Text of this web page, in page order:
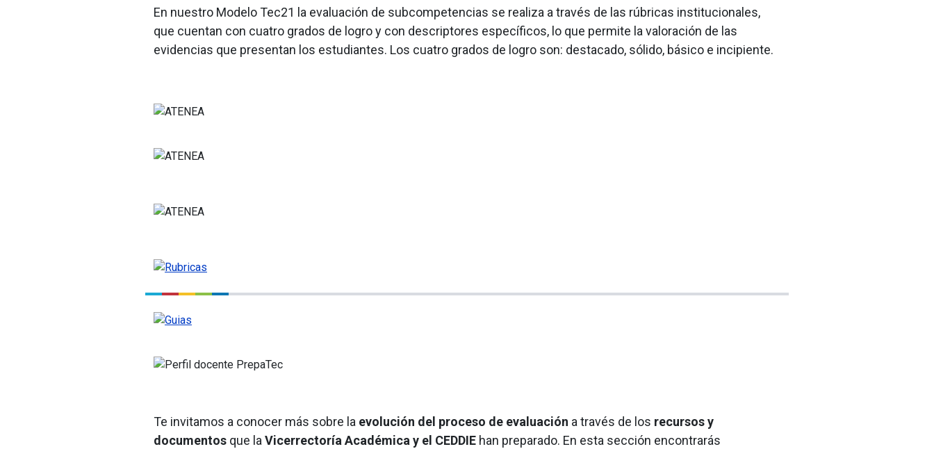
En nuestro Modelo Tec21 la evaluación de subcompetencias se realiza a través de las rúbricas institucionales,
que cuentan con cuatro grados de logro y con descriptores específicos, lo que permite la valoración de las
evidencias que presentan los estudiantes. Los cuatro grados de logro son: destacado, sólido, básico e incipiente.
Te invitamos a conocer más sobre la evolución del proceso de evaluación a través de los recursos y
documentos que la Vicerrectoría Académica y el CEDDIE han preparado. En esta sección encontrarás